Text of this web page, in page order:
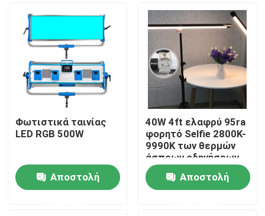
Σπίτι
Προϊόντα
Φωτιστικά ταινίας
LED RGB 500W
Αποστολή
40W 4ft ελαφρύ 95ra
φορητό Selfie 2800K-
9990K των θερμών
άσπρων οδηγήσεων
φωτός της ημέρας
χρώμα βισμουθίου
σωλήνων
Αποστολή